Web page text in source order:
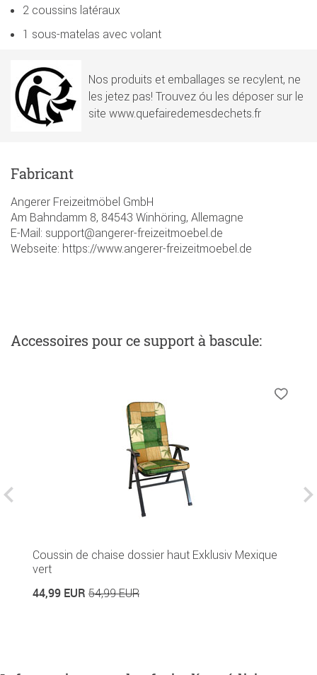
2 coussins latéraux
1 sous-matelas avec volant
Nos produits et emballages se recylent, ne
les jetez pas! Trouvez óu les déposer sur le
site www.quefairedemesdechets.fr
Fabricant
Angerer Freizeitmöbel GmbH
Am Bahndamm 8, 84543 Winhöring, Allemagne
E-Mail: support@angerer-freizeitmoebel.de
Webseite: https://www.angerer-freizeitmoebel.de
Accessoires pour ce support à bascule:
Coussin de chaise dossier haut Exklusiv Mexique
vert
44,99 EUR 54,99 EUR